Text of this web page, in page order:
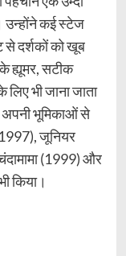
उन्होंने कई स्टेज
दर्शकों को खूब
ह्यूमर, सटीक
भी जाना जाता
अपनी भूमिकाओं से
जूनियर
(1999) और
किया।